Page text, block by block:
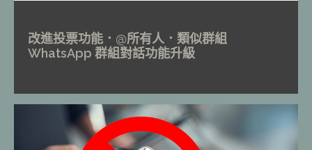
改進投票功能．@所有人．類似群組
WhatsApp 群組對話功能升級